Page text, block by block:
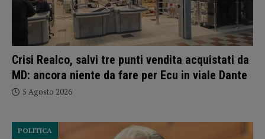
Crisi Realco, salvi tre punti vendita acquistati da
MD: ancora niente da fare per Ecu in viale Dante
5 Agosto 2026
POLITICA